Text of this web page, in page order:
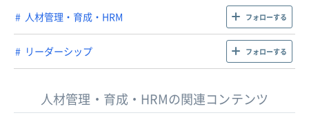
人材管理・育成・HRM フォローする
リーダーシップ フォローする
人材管理・育成・HRMの関連コンテンツ